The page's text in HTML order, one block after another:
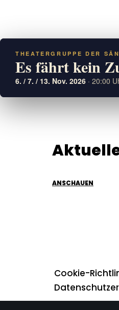
THEATERGRUPPE DER
Es fährt kein
6. / 7. / 13. Nov. 2026 · 20:00
ANSCHAUEN
Cookie-